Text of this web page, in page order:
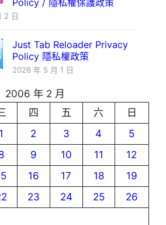
Policy / 隱私權保護政策
2 日
Just Tab Reloader Privacy
Policy 隱私權政策
2026 年 5 月 1 日
2006 年 2 月
四 五 六
日
1
2 3 4
5
9 10 11
12
16 17 18
19
23 24 25
26